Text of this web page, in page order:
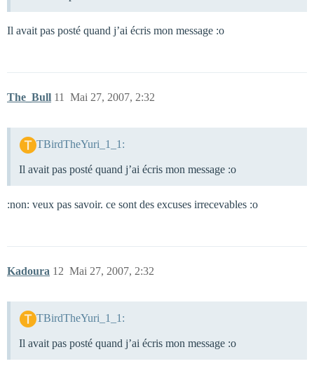
Il avait pas posté quand j’ai écris mon message :o
The_Bull Mai 27, 2007, 2:32
11
TBirdTheYuri_1_1:
Il avait pas posté quand j’ai écris mon message :o
:non: veux pas savoir. ce sont des excuses irrecevables :o
Kadoura Mai 27, 2007, 2:32
12
TBirdTheYuri_1_1:
Il avait pas posté quand j’ai écris mon message :o